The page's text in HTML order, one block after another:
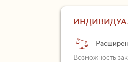
Возможность